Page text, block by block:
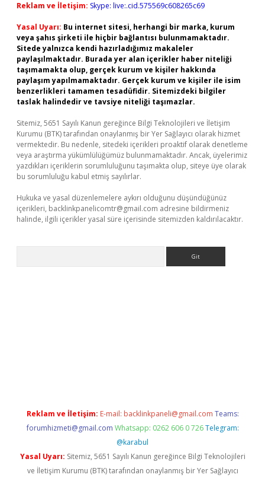
Reklam ve İletişim: Skype: live:.cid.575569c608265c69
Yasal Uyarı: Bu internet sitesi, herhangi bir marka, kurum
veya şahıs şirketi ile hiçbir bağlantısı bulunmamaktadır.
Sitede yalnızca kendi hazırladığımız makaleler
paylaşılmaktadır. Burada yer alan içerikler haber niteliği
taşımamakta olup, gerçek kurum ve kişiler hakkında
paylaşım yapılmamaktadır. Gerçek kurum ve kişiler ile isim
benzerlikleri tamamen tesadüfidir. Sitemizdeki bilgiler
taslak halindedir ve tavsiye niteliği taşımazlar.
Sitemiz, 5651 Sayılı Kanun gereğince Bilgi Teknolojileri ve İletişim
Kurumu (BTK) tarafından onaylanmış bir Yer Sağlayıcı olarak hizmet
vermektedir. Bu nedenle, sitedeki içerikleri proaktif olarak denetleme
veya araştırma yükümlülüğümüz bulunmamaktadır. Ancak, üyelerimiz
yazdıkları içeriklerin sorumluluğunu taşımakta olup, siteye üye olarak
bu sorumluluğu kabul etmiş sayılırlar.
Hukuka ve yasal düzenlemelere aykırı olduğunu düşündüğünüz
içerikleri, backlinkpanelicomtr@gmail.com adresine bildirmeniz
halinde, ilgili içerikler yasal süre içerisinde sitemizden kaldırılacaktır.
Reklam ve İletişim: E-mail: backlinkpaneli@gmail.com Teams:
forumhizmeti@gmail.com Whatsapp: 0262 606 0 726 Telegram:
@karabul
Yasal Uyarı: Sitemiz, 5651 Sayılı Kanun gereğince Bilgi Teknolojileri
ve İletişim Kurumu (BTK) tarafından onaylanmış bir Yer Sağlayıcı